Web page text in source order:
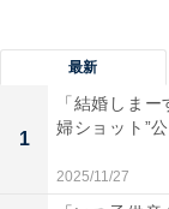
最新
1
「結婚しま
婦ショット”
2025/11/27